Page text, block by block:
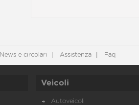
News e circolari Assistenza Faq
Veicoli
Autoveicoli